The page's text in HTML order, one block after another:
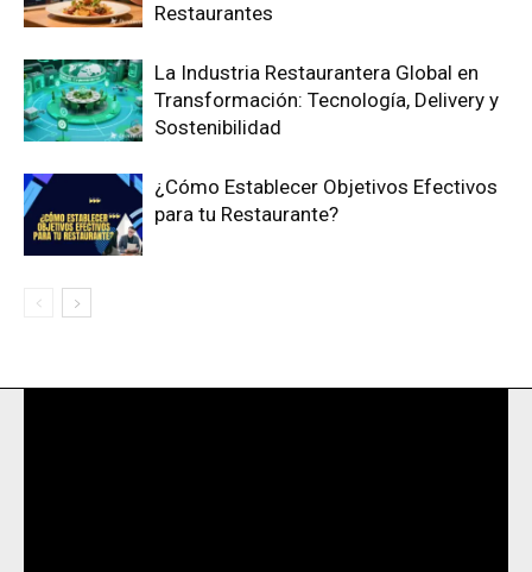
Restaurantes
La Industria Restaurantera Global en
Transformación: Tecnología, Delivery y
Sostenibilidad
¿Cómo Establecer Objetivos Efectivos
para tu Restaurante?